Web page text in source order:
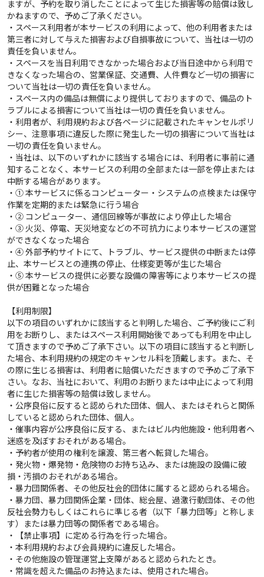
ますが、予約を取り消したことによって生じた損害等の賠償は致し
かねますので、予めご了承ください。
・スペース利用者が本サービスの利用によって、他の利用者または
第三者に対して与えた損害および自損事故について、当社は一切の
責任を負いません。
・スペースを当日利用できなかった場合および当日途中から利用で
きなくなった場合の、営業保証、交通費、人件費など一切の損害に
ついて当社は一切の責任を負いません。
・スペース内の備品は無償により提供しておりますので、備品のト
ラブルによる損害について当社は一切の責任を負いません。
・利用者が、利用規約および各ページに記載されたキャンセルポリ
シー、注意事項に違反した際に発生した一切の損害について当社は
一切の責任を負いません。
・当社は、以下のいずれかに該当する場合には、利用者に事前に通
知することなく、本サービスの利用の全部または一部を停止または
中断する場合があります。
・① 本サービスに係るコンピューター・システムの点検または保守
作業を定期的または緊急に行う場合
・② コンピューター、通信回線等が事故により停止した場合
・③ 火災、停電、天災地変などの不可抗力により本サービスの運営
ができなくなった場合
・④ 外部予約サイトにて、トラブル、サービス提供の中断または停
止、本サービスとの連携の停止、仕様変更等が生じた場合
・⑤ 本サービスの提供に必要な設備の障害等により本サービスの提
供が困難となった場合
【利用制限】
以下の項目のいずれかに該当すると判明した場合、ご予約後にご利
用をお断りし、またはスペース利用開始後であっても利用を中止し
て頂きますので予めご了承下さい。以下の項目に該当すると判断し
た場合、本利用規約の規定のキャンセル料を頂戴します。また、そ
の際に生じる損害は、利用者に賠償いただきますので予めご了承下
さい。なお、当社において、利用のお断りまたは中止によって利用
者に生じた損害等の賠償は致しません。
・公序良俗に反すると認められた団体、個人、またはそれらと関係
していると認められた団体、個人。
・催事内容が公序良俗に反する、またはビル内他施設・他利用者へ
迷惑を及ぼすおそれがある場合。
・予約者が使用の権利を譲渡、第三者へ転貸した場合。
・発火物・爆発物・危険物のお持ち込み、または施設の設備に破
損・汚損のおそれがある場合。
・暴力団関係者、その他反社会的団体に属すると認められる場合。
・暴力団、暴力団関係企業・団体、総会屋、過激行動団体、その他
反社会勢力もしくはこれらに準じる者（以下「暴力団等」と称しま
す）または暴力団等の関係者である場合。
・【禁止事項】に定める行為を行った場合。
・本利用規約および会員規約に違反した場合。
・その他施設の管理運営上支障があると認められたとき。
・常識を超えた備品のお持込または、使用された場合。